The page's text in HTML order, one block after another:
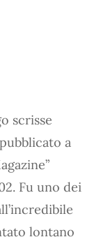
scrisse
a
Fu uno dei
lontano